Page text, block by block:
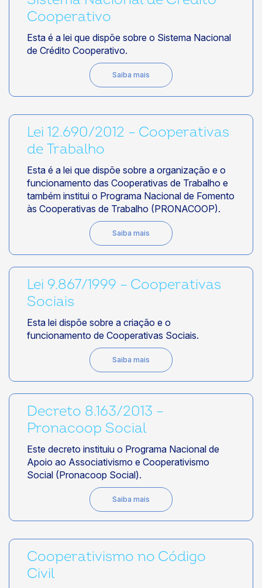
Cooperativo
Esta é a lei que dispõe sobre o Sistema Nacional
de Crédito Cooperativo.
Saiba mais
Lei 12.690/2012 – Cooperativas
de Trabalho
Esta é a lei que dispõe sobre a organização e o
funcionamento das Cooperativas de Trabalho e
também institui o Programa Nacional de Fomento
às Cooperativas de Trabalho (PRONACOOP).
Saiba mais
Lei 9.867/1999 – Cooperativas
Sociais
Esta lei dispõe sobre a criação e o
funcionamento de Cooperativas Sociais.
Saiba mais
Decreto 8.163/2013 –
Pronacoop Social
Este decreto instituiu o Programa Nacional de
Apoio ao Associativismo e Cooperativismo
Social (Pronacoop Social).
Saiba mais
Cooperativismo no Código
Civil